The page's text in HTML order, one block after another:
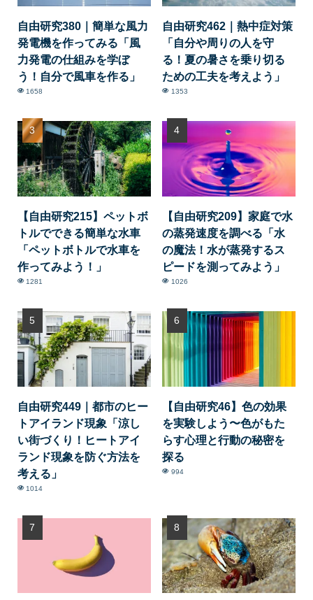
自由研究380｜簡単な風力
発電機を作ってみる「風
力発電の仕組みを学ぼ
う！自分で風車を作る」
1658
自由研究462｜熱中症対策
「自分や周りの人を守
る！夏の暑さを乗り切る
ための工夫を考えよう」
1353
【自由研究215】ペットボ
トルでできる簡単な水車
「ペットボトルで水車を
作ってみよう！」
1281
【自由研究209】家庭で水
の蒸発速度を調べる「水
の魔法！水が蒸発するス
ピードを測ってみよう」
1026
自由研究449｜都市のヒー
トアイランド現象「涼し
い街づくり！ヒートアイ
ランド現象を防ぐ方法を
考える」
1014
【自由研究46】色の効果
を実験しよう〜色がもた
らす心理と行動の秘密を
探る
994